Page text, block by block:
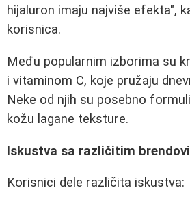
hijaluron imaju najviše efekta",
korisnica.
Među popularnim izborima su
i vitaminom C, koje pružaju
Neke od njih su posebno
kožu lagane teksture.
Iskustva sa različitim
Korisnici dele različita iskustva: